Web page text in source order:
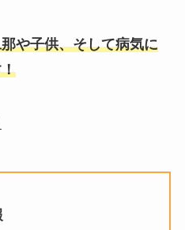
や子供、そして病気に